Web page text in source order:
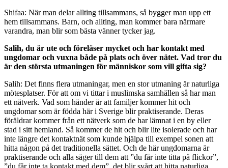
Shifaa: När man delar allting tillsammans, så bygger man upp ett
hem tillsammans. Barn, och allting, man kommer bara närmare
varandra, man blir som bästa vänner tycker jag.
Salih, du är ute och föreläser mycket och har kontakt med
ungdomar och vuxna både på plats och över nätet. Vad tror du
är den största utmaningen för människor som vill gifta sig?
Salih: Det finns flera utmaningar, men en stor utmaning är naturliga
mötesplatser. För att om vi tittar i muslimska samhällen så har man
ett nätverk. Vad som händer är att familjer kommer hit och
ungdomar som är födda här i Sverige blir praktiserande. Deras
föräldrar kommer från ett nätverk som de har lämnat i en by eller
stad i sitt hemland. Så kommer de hit och blir lite isolerade och har
inte längre det kontaktnät som kunde hjälpa till exempel sonen att
hitta någon på det traditionella sättet. Och de här ungdomarna är
praktiserande och alla säger till dem att ”du får inte titta på flickor”,
”du får inte ta kontakt med dem”, det blir svårt att hitta naturliga